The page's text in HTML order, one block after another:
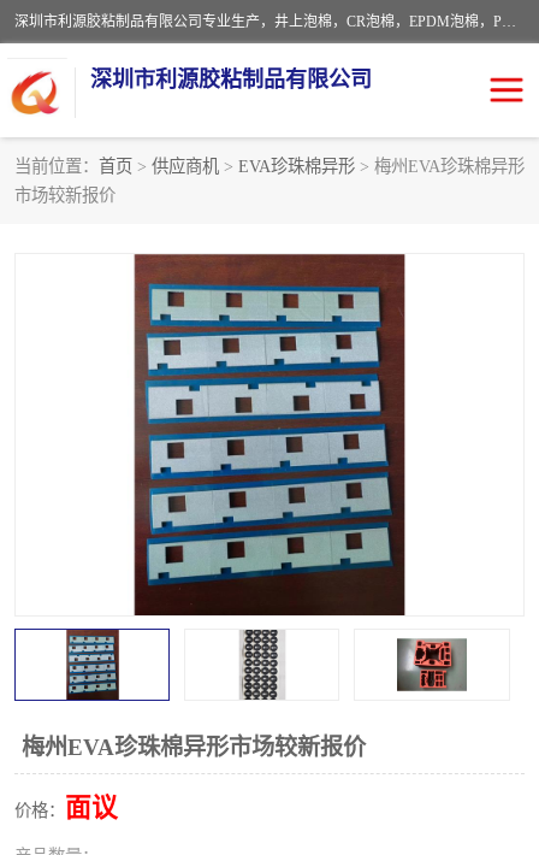
深圳市利源胶粘制品有限公司专业生产，井上泡棉，CR泡棉，EPDM泡棉，PORON泡棉厚度剖切，公差正负0.1mm，硅胶条，脚垫，异形一次成型，雕刻EVA海绵；包装材料:精密仪器、医疗器具、运输时缓冲、防震材料。建筑:住房装潢材料、房屋门窗密封；轻便、强韧性：轻便并且具有较强的韧性，良好的耐油性与耐溶剂性。隔热性：导热性低具有优越的保温性，具有的回弹性。
深圳市利源胶粘制品有限公司
当前位置： 首页 > 供应商机 > EVA珍珠棉异形 > 梅州EVA珍珠棉异形
市场较新报价
梅州EVA珍珠棉异形市场较新报价
价格： 面议
CR橡胶
EVA珍珠棉异形 硅胶脚垫